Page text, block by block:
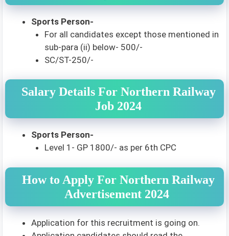
Sports Person-
For all candidates except those mentioned in
sub-para (ii) below- 500/-
SC/ST-250/-
Salary Details For Northern Railway
Job 2024
Sports Person-
Level 1- GP 1800/- as per 6th CPC
How to Apply For Northern Railway
Advertisement 2024
Application for this recruitment is going on.